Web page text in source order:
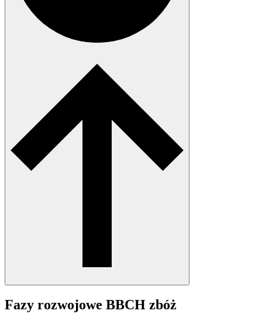
Fazy rozwojowe BBCH zbóż